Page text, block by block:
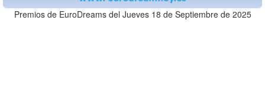
Premios de EuroDreams del Jueves 18 de Septiembre de 2025